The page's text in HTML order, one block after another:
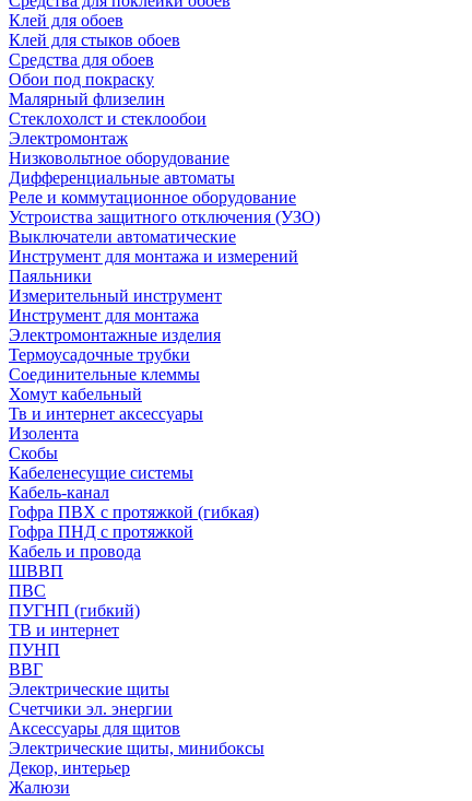
Клей для обоев
Клей для стыков обоев
Средства для обоев
Обои под покраску
Малярный флизелин
Стеклохолст и стеклообои
Электромонтаж
Низковольтное оборудование
Дифференциальные автоматы
Реле и коммутационное оборудование
Устроиства защитного отключения (УЗО)
Выключатели автоматические
Инструмент для монтажа и измерений
Паяльники
Измерительный инструмент
Инструмент для монтажа
Электромонтажные изделия
Термоусадочные трубки
Соединительные клеммы
Хомут кабельный
Тв и интернет аксессуары
Изолента
Скобы
Кабеленесущие системы
Кабель-канал
Гофра ПВХ с протяжкой (гибкая)
Гофра ПНД с протяжкой
Кабель и провода
ШВВП
ПВС
ПУГНП (гибкий)
ТВ и интернет
ПУНП
ВВГ
Электрические щиты
Счетчики эл. энергии
Аксессуары для щитов
Электрические щиты, минибоксы
Декор, интерьер
Жалюзи